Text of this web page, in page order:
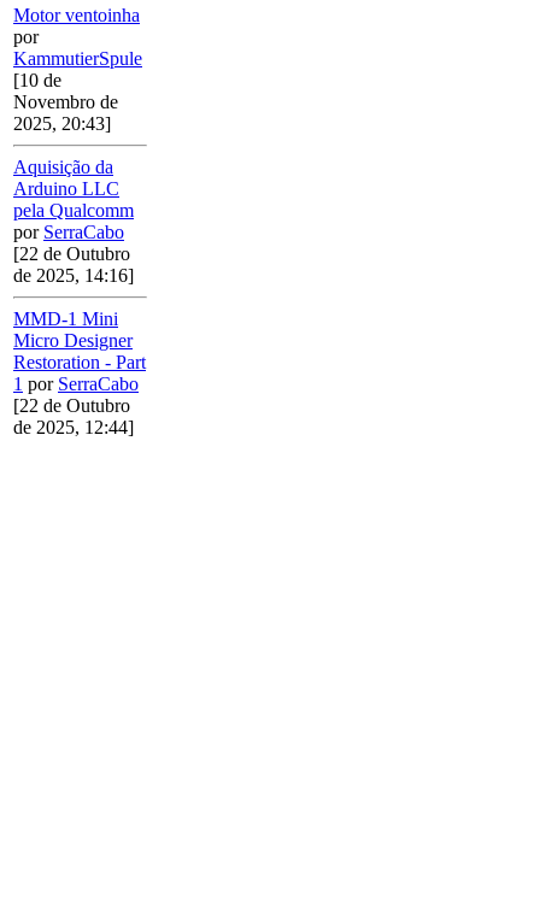
Motor ventoinha
por
KammutierSpule
[10 de
Novembro de
2025, 20:43]
Aquisição da
Arduino LLC
pela Qualcomm
por SerraCabo
[22 de Outubro
de 2025, 14:16]
MMD-1 Mini
Micro Designer
Restoration - Part
1 por SerraCabo
[22 de Outubro
de 2025, 12:44]